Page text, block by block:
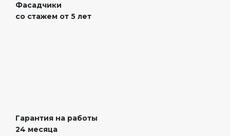
Фасадчики
со стажем от 5 лет
Гарантия на работы
24 месяца